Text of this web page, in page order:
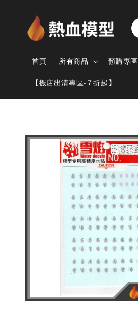
首頁 所有商品 預購專區
【搬店出清專區-７折起】